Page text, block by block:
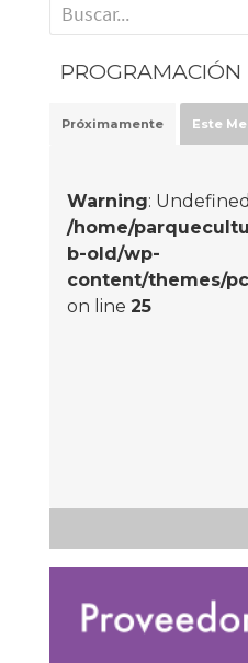
' . __('Search for:') . '
PROGRAMACIÓN
Próximamente Este
Warning:
/home/
b-old/wp-
content/themes/
on line 25